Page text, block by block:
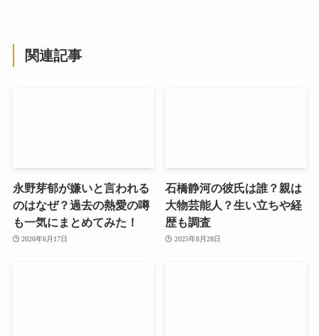
関連記事
永野芽郁が嫌いと言われる
のはなぜ？過去の熱愛の噂
も一気にまとめてみた！
2026年6月17日
石橋静河の彼氏は誰？親は
大物芸能人？生い立ちや経
歴も調査
2025年8月28日